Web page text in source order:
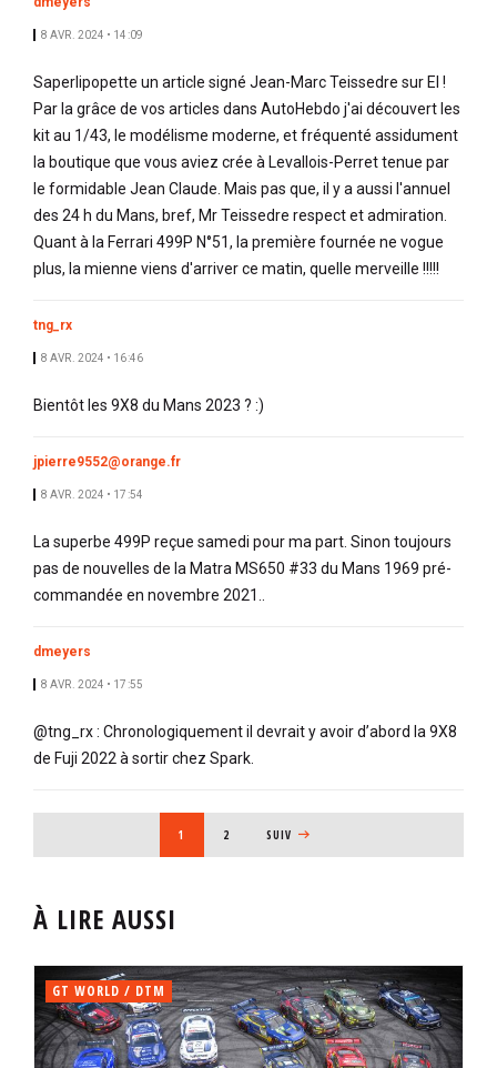
8 AVR. 2024 • 14:09
Saperlipopette un article signé Jean-Marc Teissedre sur EI !
Par la grâce de vos articles dans AutoHebdo j'ai découvert les
kit au 1/43, le modélisme moderne, et fréquenté assidument
la boutique que vous aviez crée à Levallois-Perret tenue par
le formidable Jean Claude. Mais pas que, il y a aussi l'annuel
des 24 h du Mans, bref, Mr Teissedre respect et admiration.
Quant à la Ferrari 499P N°51, la première fournée ne vogue
plus, la mienne viens d'arriver ce matin, quelle merveille !!!!!
tng_rx
8 AVR. 2024 • 16:46
Bientôt les 9X8 du Mans 2023 ? :)
jpierre9552@orange.fr
8 AVR. 2024 • 17:54
La superbe 499P reçue samedi pour ma part. Sinon toujours
pas de nouvelles de la Matra MS650 #33 du Mans 1969 pré-
commandée en novembre 2021..
dmeyers
8 AVR. 2024 • 17:55
@tng_rx : Chronologiquement il devrait y avoir d’abord la 9X8
de Fuji 2022 à sortir chez Spark.
PAGE COURANTE
1 PAGE
2 PAGE SUIVANTE
SUIV
À LIRE AUSSI
GT WORLD / DTM